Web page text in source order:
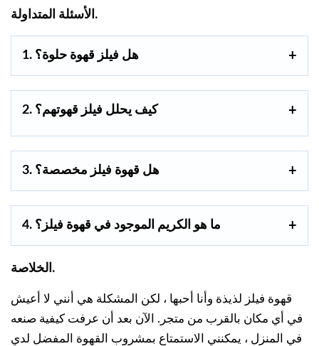
الأسئلة المتداولة.
1. هل فيلز قهوة حلوة؟
2. كيف يحلل فيلز قهوتهم؟
3. هل قهوة فيلز مخصصة؟
4. ما هو الكريم الموجود في قهوة فيلز؟
الخلاصة.
قهوة فيلز لذيذة وأنا أحبها ، لكن المشكلة هي أنني لا أعيش
في أي مكان بالقرب من متجر. الآن بعد أن عرفت كيفية صنعه
في المنزل ، يمكنني الاستمتاع بمشروب القهوة المفضل لدي